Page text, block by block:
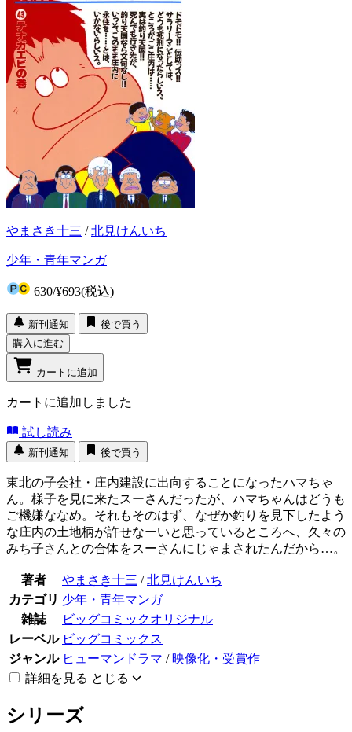
やまさき十三 /北見けんいち
少年・青年マンガ
630/¥693(税込)
新刊通知
後で買う
購入に進む
カートに追加
カートに追加しました
試し読み
新刊通知 後で買う
東北の子会社・庄内建設に出向することになったハマちゃ
ん。様子を見に来たスーさんだったが、ハマちゃんはどうも
ご機嫌ななめ。それもそのはず、なぜか釣りを見下したよう
な庄内の土地柄が許せなーいと思っているところへ、久々の
みち子さんとの合体をスーさんにじゃまされたんだから…。
著者 やまさき十三 /北見けんいち
カテゴリ 少年・青年マンガ
雑誌
ビッグコミックオリジナル
レーベル ビッグコミックス
ジャンル ヒューマンドラマ / 映像化・受賞作
詳細を見る とじる
シリーズ